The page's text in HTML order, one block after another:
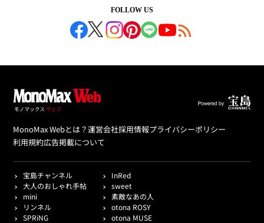
FOLLOW US
MonoMax Webとは？運営会社採用情報プライバシーポリシー
利用規約広告掲載について
宝島チャンネル
InRed
大人のおしゃれ手帖
sweet
mini
素敵なあの人
リンネル
otona ROSY
SPRiNG
otona MUSE